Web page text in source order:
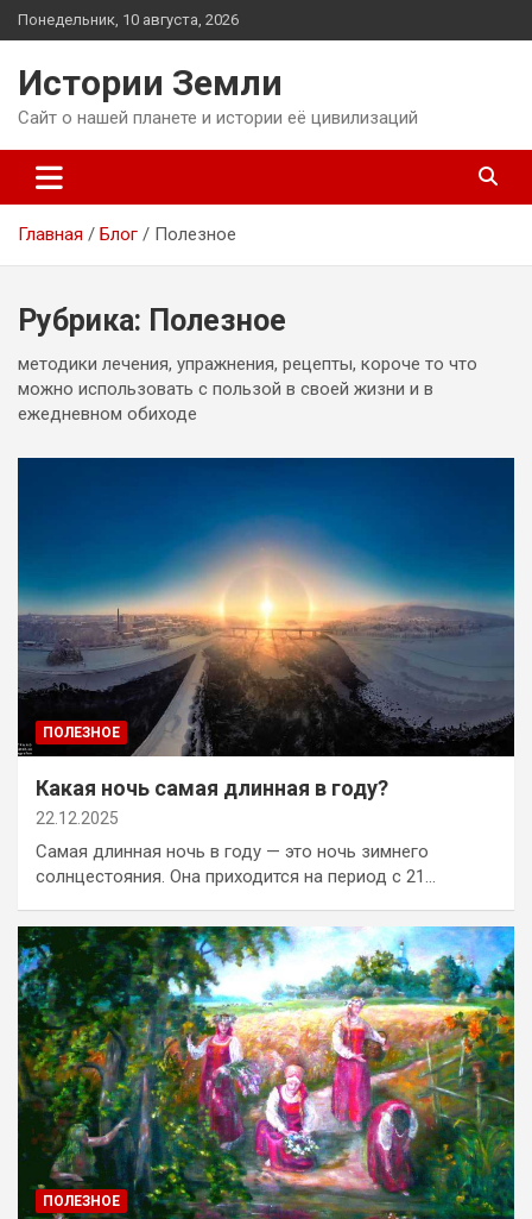
Перейти
к
Понедельник, 10 августа, 2026
Истории Земли
Сайт о нашей планете и истории её цивилизаций
Главная Блог Полезное
Рубрика: Полезное
методики лечения, упражнения, рецепты, короче то что
можно использовать с пользой в своей жизни и в
ежедневном обиходе
ПОЛЕЗНОЕ
Какая ночь самая длинная в году?
22.12.2025
Самая длинная ночь в году — это ночь зимнего
солнцестояния. Она приходится на период с 21…
ПОЛЕЗНОЕ